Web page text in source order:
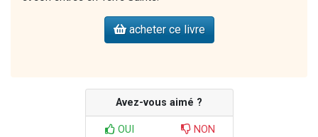
acheter ce livre
Avez-vous aimé ?
OUI NON